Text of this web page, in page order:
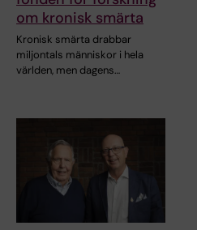
om kronisk smärta
Kronisk smärta drabbar
miljontals människor i hela
världen, men dagens…